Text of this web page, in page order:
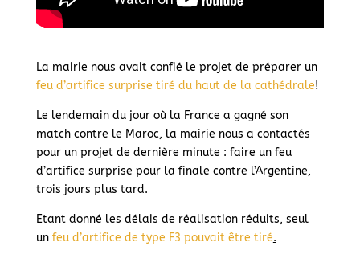
La mairie nous avait confié le projet de préparer un
feu d’artifice surprise tiré du haut de la cathédrale!
Le lendemain du jour où la France a gagné son
match contre le Maroc, la mairie nous a contactés
pour un projet de dernière minute : faire un feu
d’artifice surprise pour la finale contre l’Argentine,
trois jours plus tard.
Etant donné les délais de réalisation réduits, seul
un feu d’artifice de type F3 pouvait être tiré.